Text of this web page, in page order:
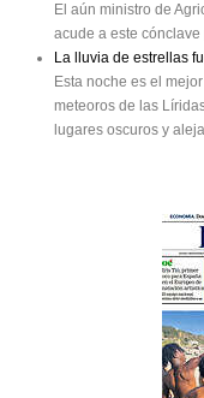
El aún ministro de
acude a este
La lluvia de estrellas
Esta noche es el
meteoros de las
lugares oscuros y